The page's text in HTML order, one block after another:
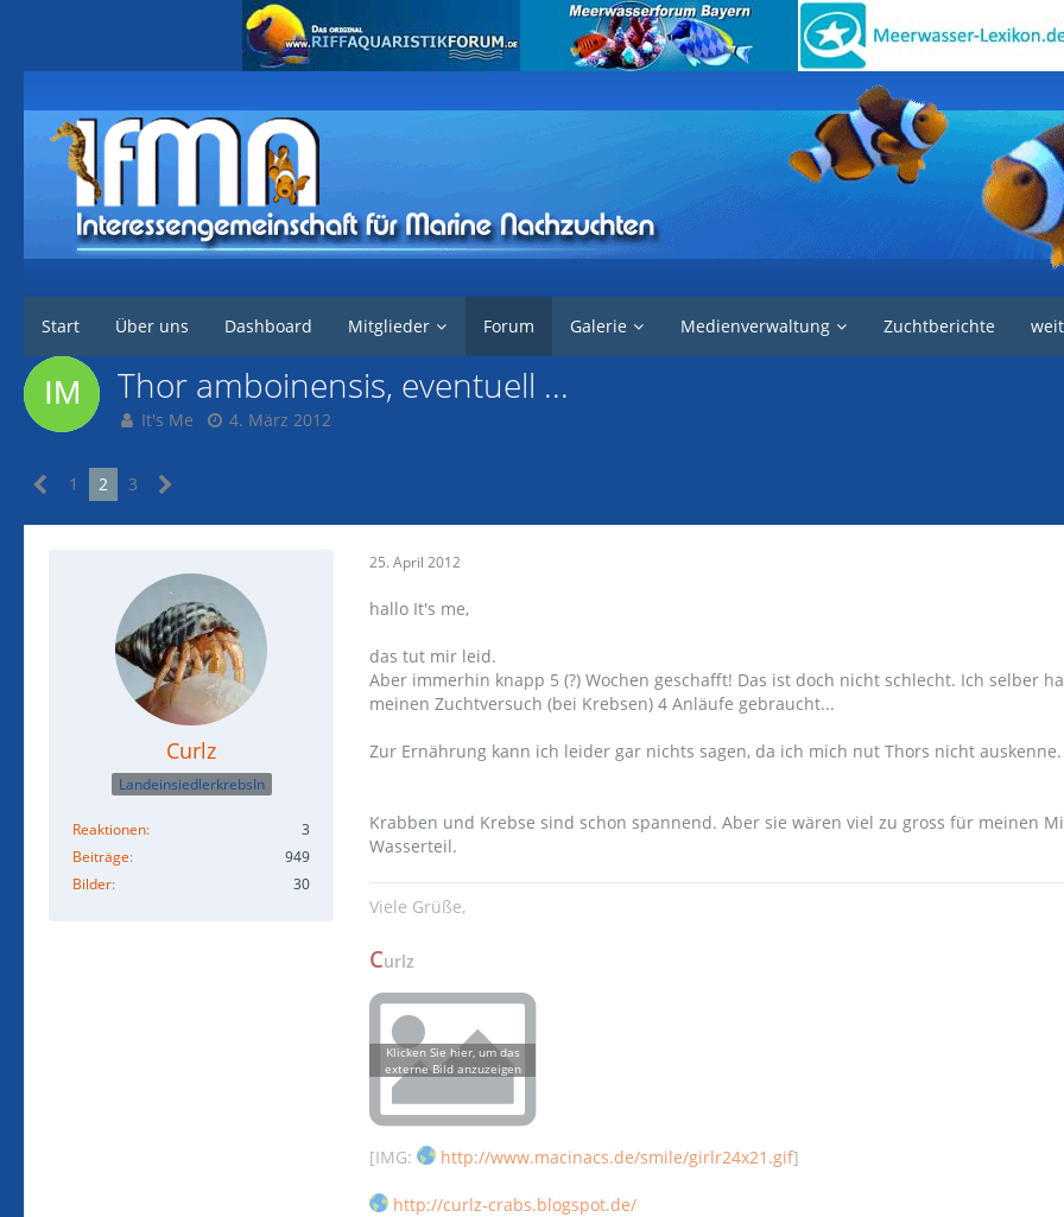
Start Über uns Dashboard Mitglieder Forum Galerie Medienverwaltung Zuchtberichte
Thor amboinensis, eventuell ...
It's Me 4. März 2012
1 2 3
Curlz
LandeinsiedlerkrebsIn
Reaktionen
3
Beiträge
949
Bilder
30
25. April 2012
hallo It's me,
das tut mir leid.
Aber immerhin knapp 5 (?) Wochen geschafft! Das ist doch nicht schlecht. Ich selber
meinen Zuchtversuch (bei Krebsen) 4 Anläufe gebraucht...
Zur Ernährung kann ich leider gar nichts sagen, da ich mich nut Thors nicht auskenne.
Krabben und Krebse sind schon spannend. Aber sie wären viel zu gross für meinen
Wasserteil.
Viele Grüße,
Curlz
[IMG: http://www.macinacs.de/smile/girlr24x21.gif]
http://curlz-crabs.blogspot.de/